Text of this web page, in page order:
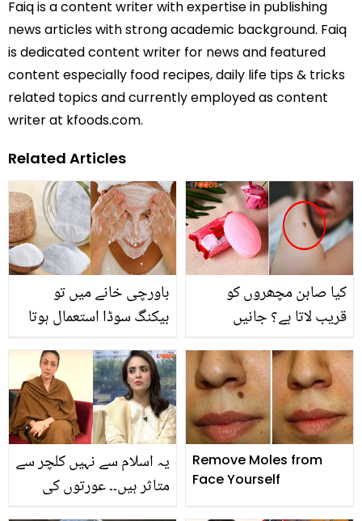
Faiq is a content writer with expertise in publishing
news articles with strong academic background. Faiq
is dedicated content writer for news and featured
content especially food recipes, daily life tips & tricks
related topics and currently employed as content
writer at kfoods.com.
Related Articles
باورچی خانے میں تو
بیکنگ سوڈا استعمال ہوتا
خوبصورتی اور صحت میں
اضافے کے لئے استعمال
بتائے گئے چند آسان
طریقوں سے
کیا صابن مچھروں کو
قریب لاتا ہے؟ جانیں
کہتی ہے، جس سے آپ بھی
مچھروں کے وار سے بچ
سکتے ہیں
یہ اسلام سے نہیں کلچر سے
متاثر ہیں۔۔ عورتوں کی
Remove Moles from
Face Yourself